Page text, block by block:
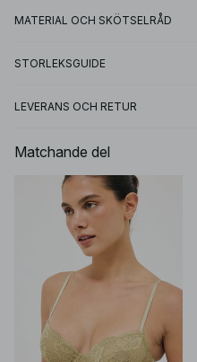
MATERIAL OCH SKÖTSELRÅD
STORLEKSGUIDE
LEVERANS OCH RETUR
Matchande del